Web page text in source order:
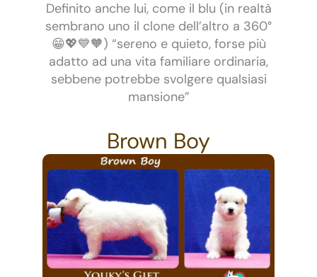
Definito anche lui, come il blu (in realtà
sembrano uno il clone dell’altro a 360°
😁💖💙🧡) “sereno e quieto, forse più
adatto ad una vita familiare ordinaria,
sebbene potrebbe svolgere qualsiasi
mansione”
Brown Boy